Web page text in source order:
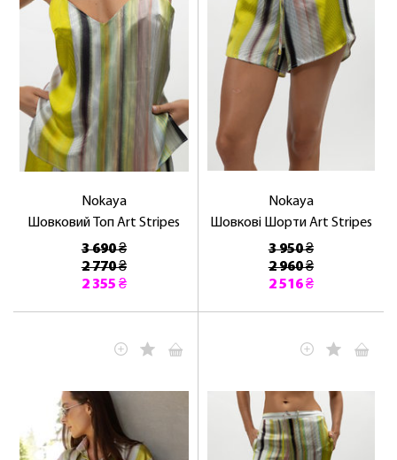
Nokaya
Шовковий Топ Art Stripes
3 690 ₴
2 770 ₴
2 355 ₴
Nokaya
Шовкові Шорти Art Stripes
3 950 ₴
2 960 ₴
2 516 ₴